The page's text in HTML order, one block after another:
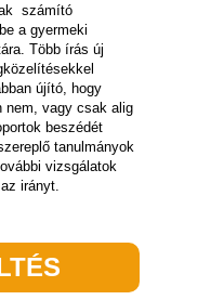
számító
a gyermeki
Több írás új
újító, hogy
nem, vagy csak alig
beszédét
tanulmányok
vizsgálatok
irányt.